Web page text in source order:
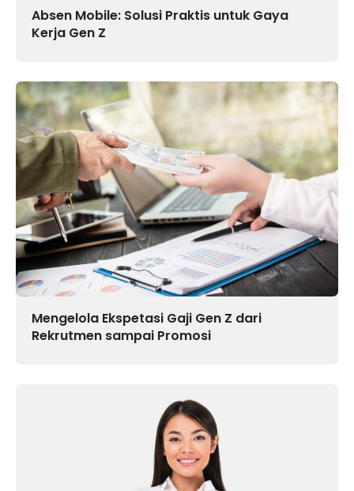
Absen Mobile: Solusi Praktis untuk Gaya
Kerja Gen Z
Mengelola Ekspetasi Gaji Gen Z dari
Rekrutmen sampai Promosi